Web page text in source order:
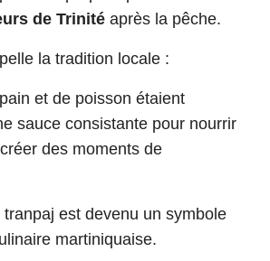
de Trinité après la pêche.
la tradition locale :
et de poisson étaient
sauce consistante pour nourrir
des moments de
tranpaj est devenu un symbole
martiniquaise.